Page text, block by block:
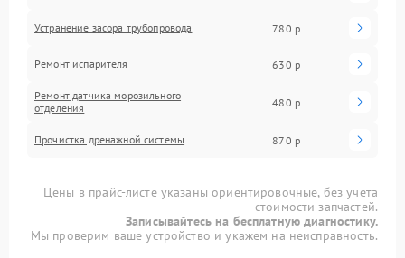
Устранение засора трубопровода 780 р
Ремонт испарителя 630 р
Ремонт датчика морозильного
отделения
480 р
Прочистка дренажной системы 870 р
Цены в прайс-листе указаны ориентировочные, без учета
стоимости запчастей.
Записывайтесь на бесплатную диагностику.
Мы проверим ваше устройство и укажем на неисправность.